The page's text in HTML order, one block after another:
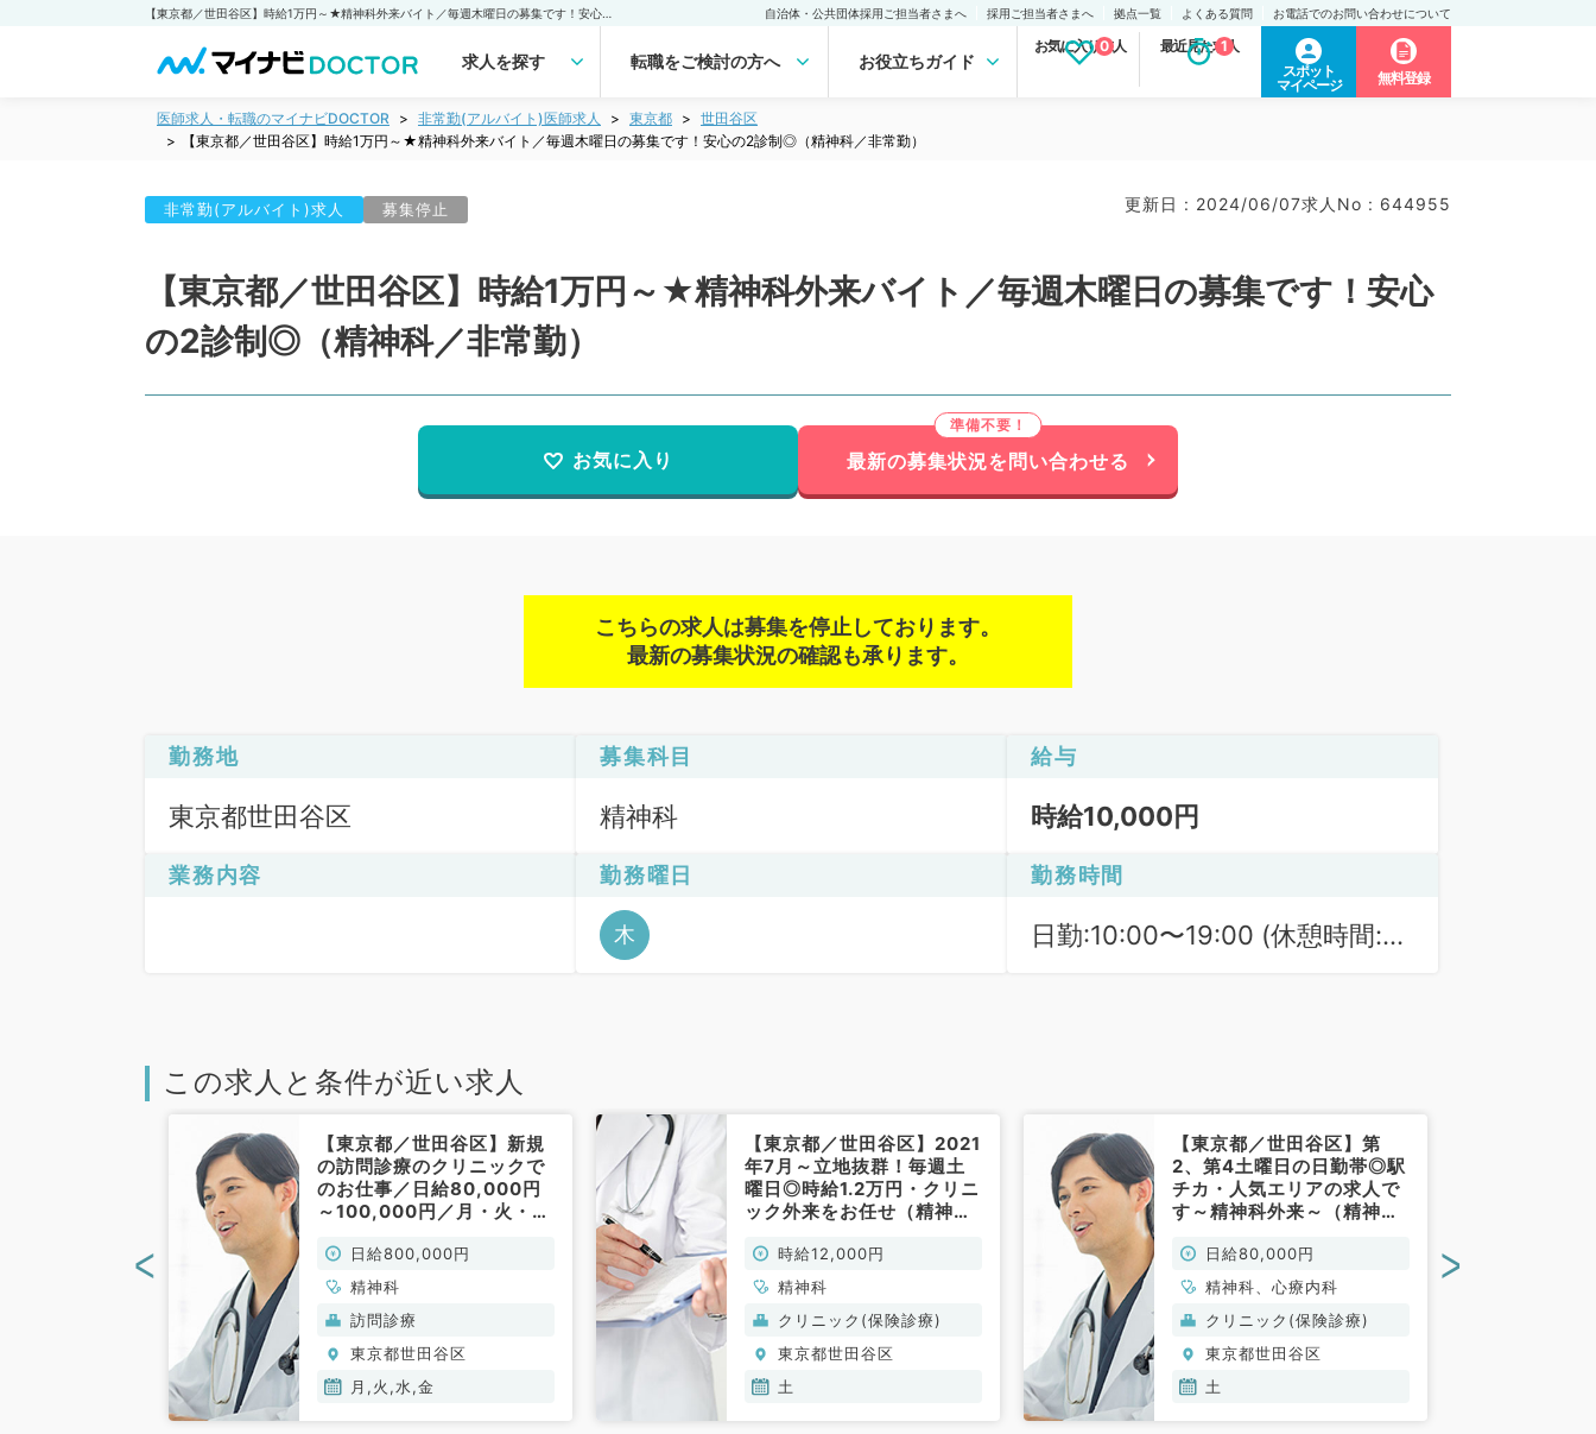
自治体・公共団体採用ご担当者さまへ 採用ご担当者さまへ 拠点一覧 よくある質問 お電話でのお問い合わせについて
求人を探す 転職をご検討の方へ お役立ちガイド
お気に入り求人
0 最近見た求人
1
スポット
マイページ
無料登録
医師求人・転職のマイナビDOCTOR 非常勤(アルバイト)医師求人 東京都
世田谷区
【東京都／世田谷区】時給1万円～★精神科外来バイト／毎週木曜日の募集です！安心の2診制◎（精神科／非常勤）
非常勤(アルバイト)求人 募集停止 更新日 : 2024/06/07求人No : 644955
【東京都／世田谷区】時給1万円～★精神科外来バイト／毎週木曜日の募集です！安心
の2診制◎（精神科／非常勤）
お気に入り 最新の募集状況を問い合わせる
こちらの求人は募集を停止しております。
最新の募集状況の確認も承ります。
勤務地
東京都世田谷区
募集科目
精神科
給与
時給10,000円
業務内容 勤務曜日
木
勤務時間
日勤:10:00〜19:00 (休憩時間:
この求人と条件が近い求人
【東京都／世田谷区】新規
の訪問診療のクリニックで
のお仕事／日給80,000円
～100,000円／月・火・
勤務可能／9：00～18：
00／時短勤務等もご相談く
ださい（精神科・非常勤）
日給800,000円
精神科
訪問診療
東京都世田谷区
月,火,水,金
【東京都／世田谷区】2021
年7月～立地抜群！毎週土
曜日◎時給1.2万円・クリニ
ック外来をお任せ（精神科
時給12,000円
精神科
クリニック(保険診療)
東京都世田谷区
土
【東京都／世田谷区】第
2、第4土曜日の日勤帯◎駅
チカ・人気エリアの求人で
す～精神科外来～（精神科
日給80,000円
精神科、心療内科
クリニック(保険診療)
東京都世田谷区
土
< >